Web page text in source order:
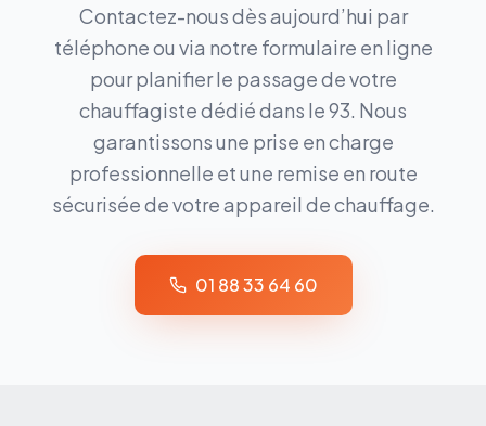
Contactez-nous dès aujourd’hui par
téléphone ou via notre formulaire en ligne
pour planifier le passage de votre
chauffagiste dédié dans le 93. Nous
garantissons une prise en charge
professionnelle et une remise en route
sécurisée de votre appareil de chauffage.
01 88 33 64 60